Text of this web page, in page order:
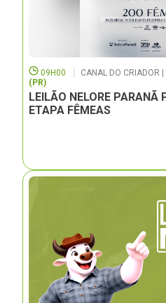
09H00 CANAL DO CRIADOR
(PR)
LEILÃO NELORE PARANÃ
ETAPA FÊMEAS